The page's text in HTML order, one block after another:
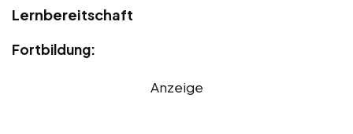
Lernbereitschaft
Fortbildung:
Anzeige